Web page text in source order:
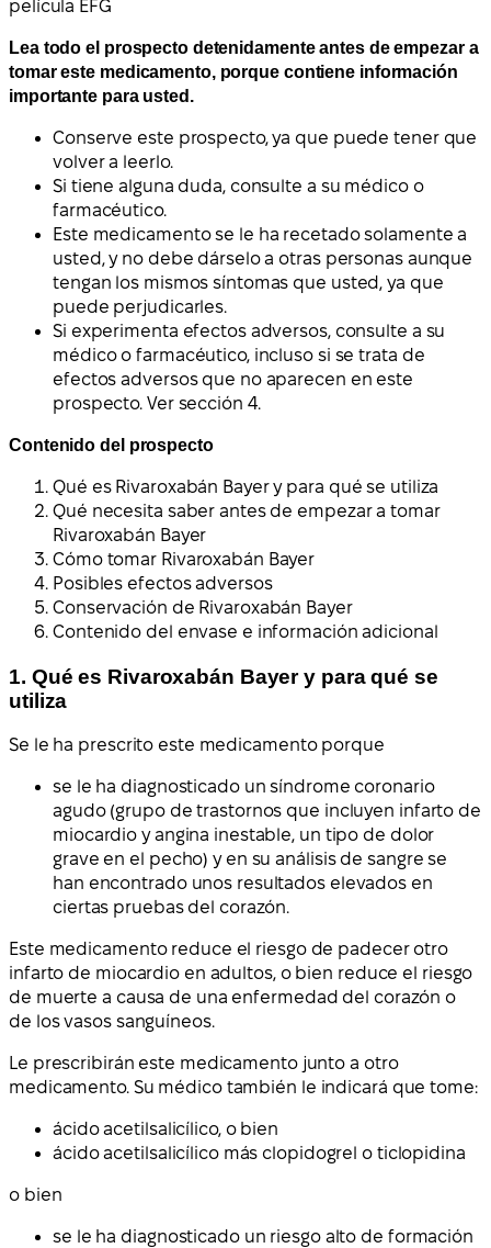
película EFG
Lea todo el prospecto detenidamente antes de empezar a
tomar este medicamento, porque contiene información
importante para usted.
Conserve este prospecto, ya que puede tener que
volver a leerlo.
Si tiene alguna duda, consulte a su médico o
farmacéutico.
Este medicamento se le ha recetado solamente a
usted, y no debe dárselo a otras personas aunque
tengan los mismos síntomas que usted, ya que
puede perjudicarles.
Si experimenta efectos adversos, consulte a su
médico o farmacéutico, incluso si se trata de
efectos adversos que no aparecen en este
prospecto. Ver sección 4.
Contenido del prospecto
Qué es Rivaroxabán Bayer y para qué se utiliza
Qué necesita saber antes de empezar a tomar
Rivaroxabán Bayer
Cómo tomar Rivaroxabán Bayer
Posibles efectos adversos
Conservación de Rivaroxabán Bayer
Contenido del envase e información adicional
1. Qué es Rivaroxabán Bayer y para qué se
utiliza
Se le ha prescrito este medicamento porque
se le ha diagnosticado un síndrome coronario
agudo (grupo de trastornos que incluyen infarto de
miocardio y angina inestable, un tipo de dolor
grave en el pecho) y en su análisis de sangre se
han encontrado unos resultados elevados en
ciertas pruebas del corazón.
Este medicamento reduce el riesgo de padecer otro
infarto de miocardio en adultos, o bien reduce el riesgo
de muerte a causa de una enfermedad del corazón o
de los vasos sanguíneos.
Le prescribirán este medicamento junto a otro
medicamento. Su médico también le indicará que tome:
ácido acetilsalicílico, o bien
ácido acetilsalicílico más clopidogrel o ticlopidina
o bien
se le ha diagnosticado un riesgo alto de formación